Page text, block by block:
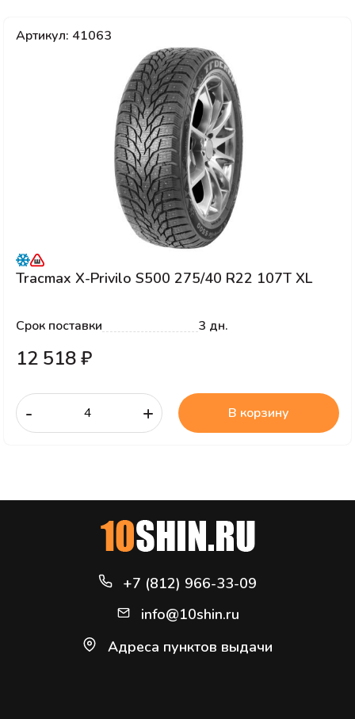
Артикул: 41063
Tracmax X-Privilo S500 275/40 R22 107T XL
Срок поставки 3 дн.
12 518 ₽
- + В корзину
+7 (812) 966-33-09
info@10shin.ru
Адреса пунктов выдачи